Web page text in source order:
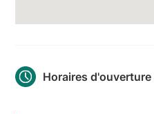
Horaires d'ouverture